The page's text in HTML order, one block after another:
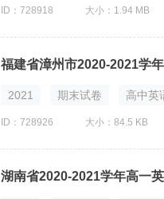
ID：728918 大小：1.94 MB
福建省漳州市2020-2021学
2021 期末试卷 高中英
ID：728926 大小：84.5 KB
湖南省2020-2021学年高一